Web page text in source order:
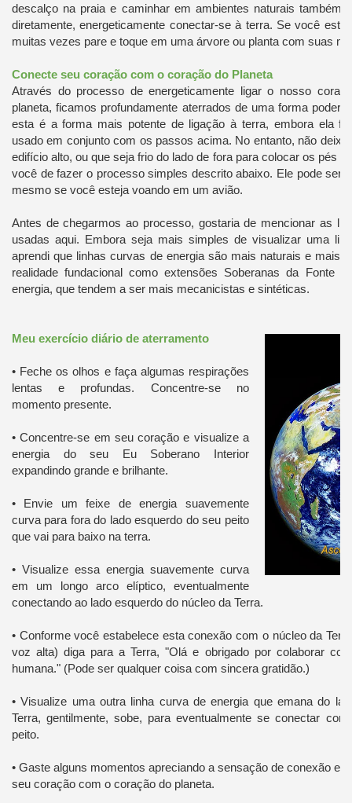
descalço na praia e caminhar em ambientes naturais também
diretamente, energeticamente conectar-se à terra. Se você está
muitas vezes pare e toque em uma árvore ou planta com suas
Conecte seu coração com o coração do Planeta
Através do processo de energeticamente ligar o nosso
planeta, ficamos profundamente aterrados de uma forma
esta é a forma mais potente de ligação à terra, embora ela
usado em conjunto com os passos acima. No entanto, não
edifício alto, ou que seja frio do lado de fora para colocar os pés
você de fazer o processo simples descrito abaixo. Ele pode ser
mesmo se você esteja voando em um avião.
Antes de chegarmos ao processo, gostaria de mencionar as
usadas aqui. Embora seja mais simples de visualizar uma
aprendi que linhas curvas de energia são mais naturais e mais
realidade fundacional como extensões Soberanas da Fonte
energia, que tendem a ser mais mecanicistas e sintéticas.
Meu exercício diário de aterramento
• Feche os olhos e faça algumas respirações
lentas e profundas. Concentre-se no
momento presente.
• Concentre-se em seu coração e visualize a
energia do seu Eu Soberano Interior
expandindo grande e brilhante.
• Envie um feixe de energia suavemente
curva para fora do lado esquerdo do seu peito
que vai para baixo na terra.
• Visualize essa energia suavemente curva
em um longo arco elíptico, eventualmente
conectando ao lado esquerdo do núcleo da Terra.
• Conforme você estabelece esta conexão com o núcleo da
voz alta) diga para a Terra, "Olá e obrigado por colaborar
humana." (Pode ser qualquer coisa com sincera gratidão.)
• Visualize uma outra linha curva de energia que emana do
Terra, gentilmente, sobe, para eventualmente se conectar
peito.
• Gaste alguns momentos apreciando a sensação de conexão e
seu coração com o coração do planeta.